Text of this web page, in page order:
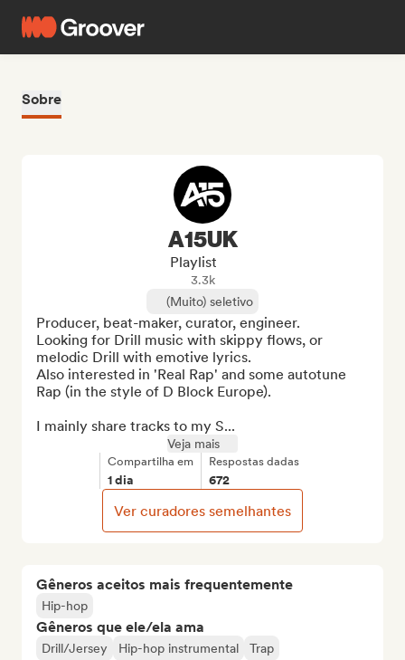
Sobre
Gêneros aceitos mais frequentemente
Hip-hop
Gêneros que ele/ela ama
Drill/Jersey Hip-hop instrumental Trap
A15UK
Playlist
3.3k
(Muito) seletivo
Producer, beat-maker, curator, engineer.
Looking for Drill music with skippy flows, or
melodic Drill with emotive lyrics.
Also interested in 'Real Rap' and some autotune
Rap (in the style of D Block Europe).
I mainly share tracks to my S...
Veja mais
Compartilha em
1 dia
Respostas dadas
672
Ver curadores semelhantes